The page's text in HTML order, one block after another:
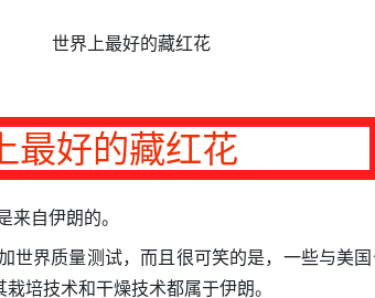
世界上最好的藏红花
自伊朗的。
界质量测试，而且很可笑的是，一些与美
培技术和干燥技术都属于伊朗。